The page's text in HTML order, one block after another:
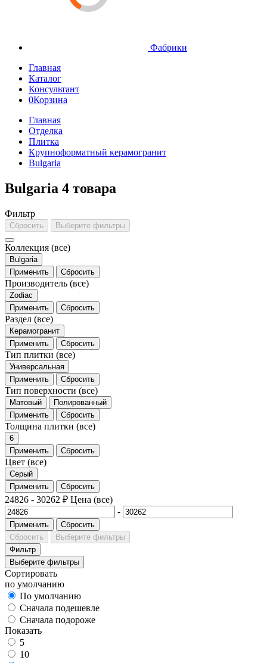
Фабрики
Главная
Каталог
Консультант
0Корзина
Главная
Отделка
Плитка
Крупноформатный керамогранит
Bulgaria
Bulgaria 4 товара
Фильтр
Сбросить Выберите фильтры
Коллекция (все)
Bulgaria
Применить
Сбросить
Производитель (все)
Zodiac
Применить
Сбросить
Раздел (все)
Керамогранит
Применить
Сбросить
Тип плитки (все)
Универсальная
Применить
Сбросить
Тип поверхности (все)
Матовый
Полированный
Применить
Сбросить
Толщина плитки (все)
6
Применить
Сбросить
Цвет (все)
Серый
Применить
Сбросить
24826 - 30262 ₽ Цена (все)
-
Применить
Сбросить
Сбросить
Выберите фильтры
Фильтр
Выберите фильтры
Сортировать
по умолчанию
По умолчанию
Сначала подешевле
Сначала подороже
Показать
5
10